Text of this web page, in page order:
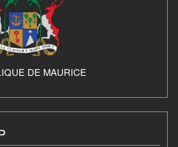
DE MAURICE